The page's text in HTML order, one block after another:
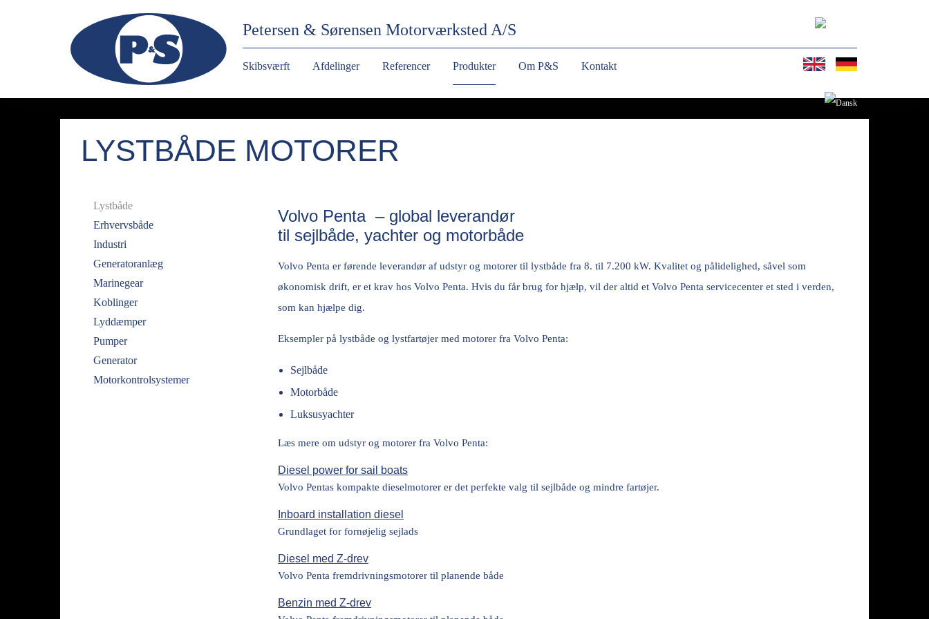
Petersen & Sørensen Motorværksted A/S
Skibsværft Afdelinger Referencer Produkter Om P&S Kontakt
LYSTBÅDE MOTORER
Lystbåde
Erhvervsbåde
Industri
Generatoranlæg
Marinegear
Koblinger
Lyddæmper
Pumper
Generator
Motorkontrolsystemer
Volvo Penta – global leverandør
til sejlbåde, yachter og motorbåde
Volvo Penta er førende leverandør af udstyr og motorer til lystbåde fra 8. til 7.200 kW. Kvalitet og pålidelighed, såvel som
økonomisk drift, er et krav hos Volvo Penta. Hvis du får brug for hjælp, vil der altid et Volvo Penta servicecenter et sted i verden,
som kan hjælpe dig.
Eksempler på lystbåde og lystfartøjer med motorer fra Volvo Penta:
Sejlbåde
Motorbåde
Luksusyachter
Læs mere om udstyr og motorer fra Volvo Penta:
Diesel power for sail boats
Volvo Pentas kompakte dieselmotorer er det perfekte valg til sejlbåde og mindre fartøjer.
Inboard installation diesel
Grundlaget for fornøjelig sejlads
Diesel med Z-drev
Volvo Penta fremdrivningsmotorer til planende både
Benzin med Z-drev